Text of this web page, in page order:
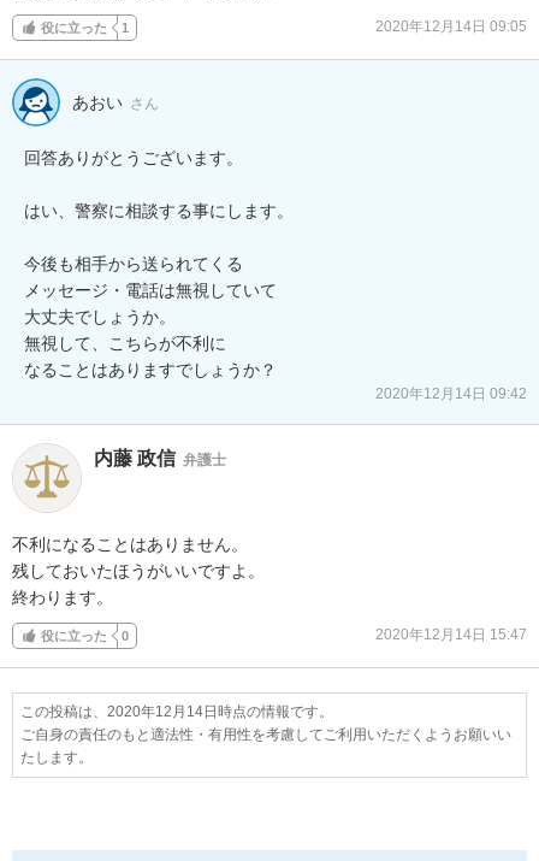
役に立った 1 2020年12月14日 09:05
あおい さん
回答ありがとうございます。
はい、警察に相談する事にします。
今後も相手から送られてくる
メッセージ・電話は無視していて
大丈夫でしょうか。
無視して、こちらが不利に
なることはありますでしょうか？
2020年12月14日 09:42
内藤 政信 弁護士
不利になることはありません。
残しておいたほうがいいですよ。
終わります。
役に立った 0 2020年12月14日 15:47
この投稿は、2020年12月14日時点の情報です。
ご自身の責任のもと適法性・有用性を考慮してご利用いただくようお願いい
たします。